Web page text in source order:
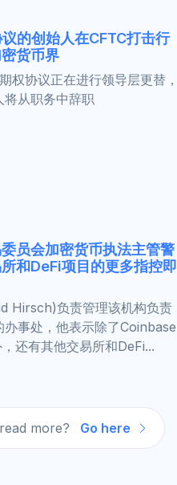
的创始人在CFTC打击行
货币界
权协议正在进行领导层更替，
从职务中辞职
员会加密货币执法主管警
和DeFi项目的更多指控即
Hirsch)负责管理该机构负责
办事处，他表示除了Coinbase
还有其他交易所和DeFi...
more? Go here